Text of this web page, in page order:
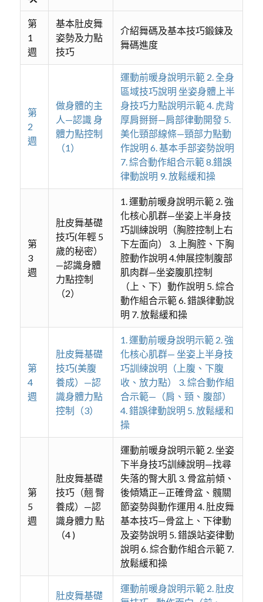
第
1
週
基本肚皮舞
姿勢及力點
技巧
介紹舞碼及基本技巧鍛鍊及
舞碼進度
第
2
週
做身體的主
人—認識 身
體力點控制
（1）
運動前暖身說明示範 2. 全身
區域技巧說明 坐姿身體上半
身技巧力點說明示範 4. 虎背
厚肩掰掰—肩部律動開發 5.
美化頸部線條—頸部力點動
作說明 6. 基本手部姿勢說明
7. 綜合動作組合示範 8.錯誤
律動說明 9. 放鬆緩和操
第
3
週
肚皮舞基礎
技巧(年輕 5
歲的秘密）
—認識身體
力點控制
（2）
1. 運動前暖身說明示範 2. 強
化核心肌群—坐姿上半身技
巧訓練說明（胸腔控制上右
下左面向） 3. 上胸腔、下胸
腔動作說明 4.伸展控制腹部
肌肉群—坐姿腹肌控制
（上、下）動作說明 5. 綜合
動作組合示範 6. 錯誤律動說
明 7. 放鬆緩和操
第
4
週
肚皮舞基礎
技巧(美腹
養成）—認
識身體力點
控制（3）
1. 運動前暖身說明示範 2. 強
化核心肌群— 坐姿上半身技
巧訓練說明（上腹、下腹
收、放力點） 3. 綜合動作組
合示範—（肩、頸、腹部）
4. 錯誤律動說明 5. 放鬆緩和
操
第
5
週
肚皮舞基礎
技巧（翹 臀
養成）—認
識身體力 點
（4 )
運動前暖身說明示範 2. 坐姿
下半身技巧訓練說明—找尋
失落的臀大肌 3. 骨盆前傾、
後傾矯正—正確骨盆、髖關
節姿勢與動作運用 4. 肚皮舞
基本技巧—骨盆上、下律動
及姿勢說明 5. 錯誤站姿律動
說明 6. 綜合動作組合示範 7.
放鬆緩和操
肚皮舞基礎
運動前暖身說明示範 2. 肚皮